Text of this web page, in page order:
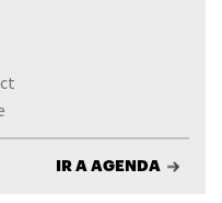
IR A AGENDA